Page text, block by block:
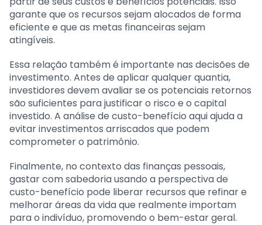
garante que os recursos sejam alocados de forma
eficiente e que as metas financeiras sejam
atingíveis.
Essa relação também é importante nas decisões de
investimento. Antes de aplicar qualquer quantia,
investidores devem avaliar se os potenciais retornos
são suficientes para justificar o risco e o capital
investido. A análise de custo-benefício aqui ajuda a
evitar investimentos arriscados que podem
comprometer o patrimônio.
Finalmente, no contexto das finanças pessoais,
gastar com sabedoria usando a perspectiva de
custo-benefício pode liberar recursos que refinar e
melhorar áreas da vida que realmente importam
para o indivíduo, promovendo o bem-estar geral.